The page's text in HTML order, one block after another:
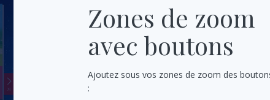
Zones de zoom
avec boutons
Ajoutez sous vos zones de zoom des
: